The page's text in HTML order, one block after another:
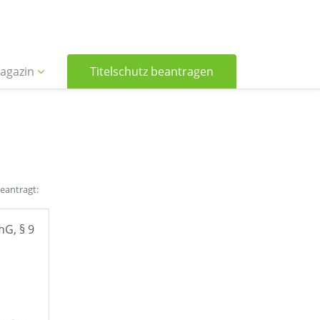
Titelschutz beantragen
§ 9